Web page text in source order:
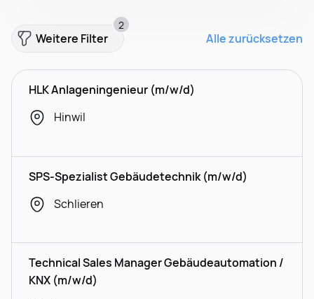
Weitere Filter
2
Alle zurücksetzen
HLK Anlageningenieur (m/w/d)
Hinwil
SPS-Spezialist Gebäudetechnik (m/w/d)
Schlieren
Technical Sales Manager Gebäudeautomation /
KNX (m/w/d)